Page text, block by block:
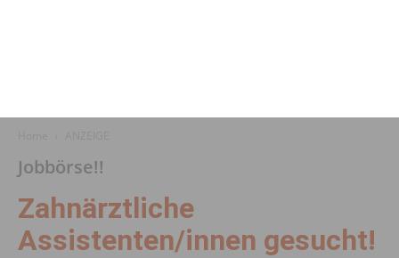
Jobbörse!!
Zahnärztliche
Assistenten/innen gesucht!